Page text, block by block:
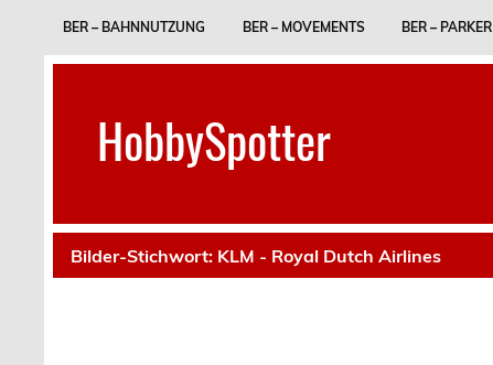
BER – BAHNNUTZUNG BER – MOVEMENTS BER – PARKER
HobbySpotter
Bilder-Stichwort: KLM - Royal Dutch Airlines